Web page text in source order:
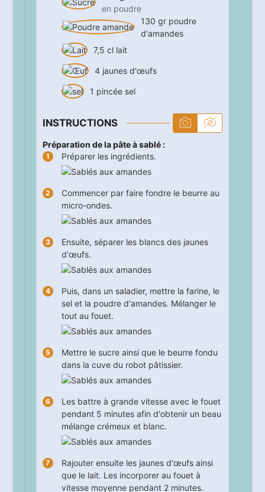
en poudre
130 gr poudre
d'amandes
7,5 cl lait
4 jaunes d'œufs
1 pincée sel
INSTRUCTIONS
Préparation de la pâte à sablé :
Préparer les ingrédients.
Commencer par faire fondre le beurre au
micro-ondes.
Ensuite, séparer les blancs des jaunes
d'œufs.
Puis, dans un saladier, mettre la farine, le
sel et la poudre d'amandes. Mélanger le
tout au fouet.
Mettre le sucre ainsi que le beurre fondu
dans la cuve du robot pâtissier.
Les battre à grande vitesse avec le fouet
pendant 5 minutes afin d'obtenir un beau
mélange crémeux et blanc.
Rajouter ensuite les jaunes d'œufs ainsi
que le lait. Les incorporer au fouet à
vitesse moyenne pendant 2minutes.